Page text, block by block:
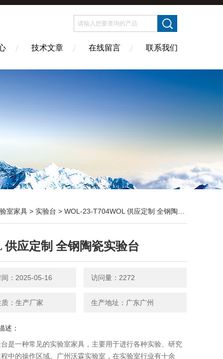
技术文章 在线留言 联系我们
室家具 > 实验台 > WOL-23-T704WOL 供应定制 全钢陶瓷实验台
供应定制 全钢陶瓷实验台
间：2025-05-16 访问量：2272
：生产厂家 生产地址：广东广州
述：
是一种常见的实验室家具，主要用于进行各种实验、研究
中的操作区域。广州沃霖实验室，在实验室行业有十余